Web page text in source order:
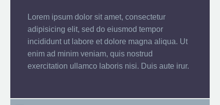
Lorem ipsum dolor sit amet, consectetur
adipisicing elit, sed do eiusmod tempor
incididunt ut labore et dolore magna aliqua. Ut
enim ad minim veniam, quis nostrud
exercitation ullamco laboris nisi. Duis aute irur.